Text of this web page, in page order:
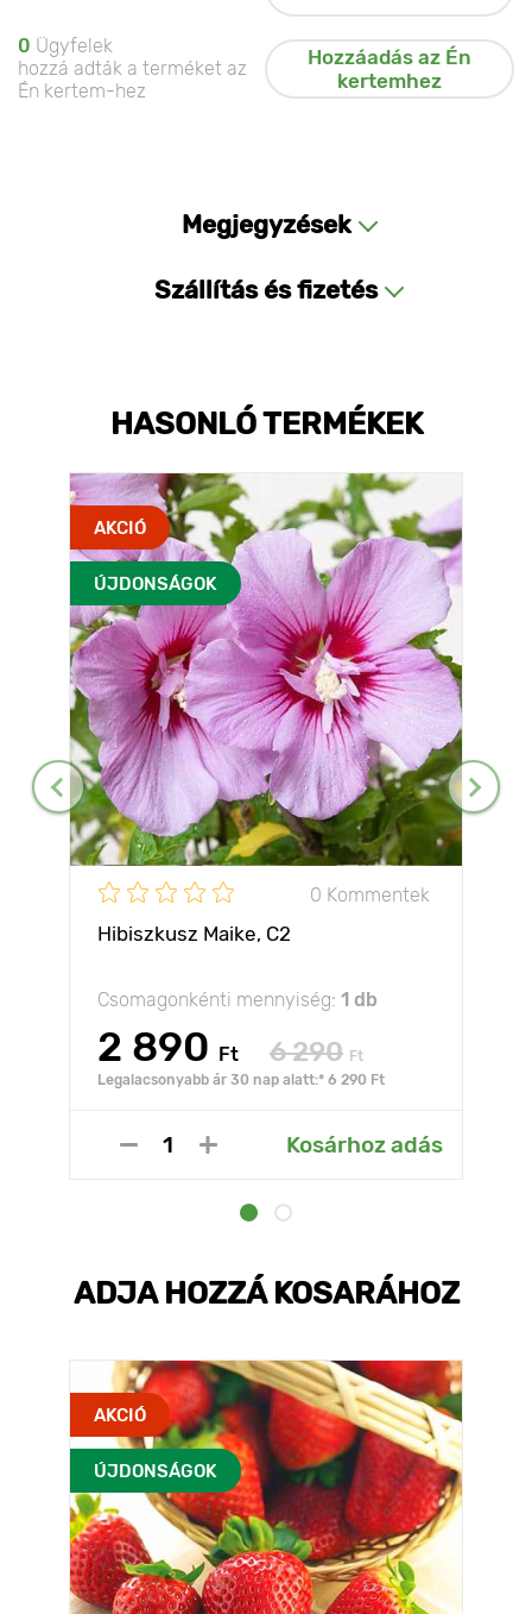
0 Ügyfelek
hozzá adták a terméket az
Én kertem-hez
Hozzáadás az Én
kertemhez
Megjegyzések
Szállítás és fizetés
HASONLÓ TERMÉKEK
AKCIÓ
ÚJDONSÁGOK
0 Kommentek
Hibiszkusz Maike, С2
Csomagonkénti mennyiség: 1 db
2 890 Ft 6 290 Ft
Legalacsonyabb ár 30 nap alatt:* 6 290 Ft
Kosárhoz adás
ADJA HOZZÁ KOSARÁHOZ
AKCIÓ
ÚJDONSÁGOK